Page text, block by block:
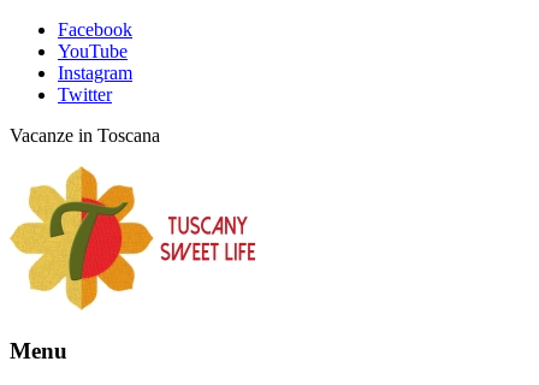
Facebook
YouTube
Instagram
Twitter
Vacanze in Toscana
Menu